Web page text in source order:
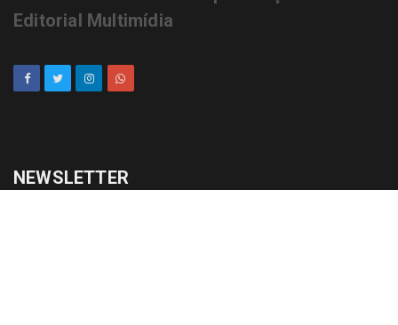
Editorial Multimídia
NEWSLETTER